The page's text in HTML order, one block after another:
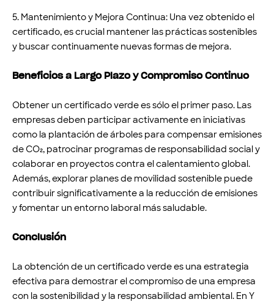
5. Mantenimiento y Mejora Continua: Una vez obtenido el
certificado, es crucial mantener las prácticas sostenibles
y buscar continuamente nuevas formas de mejora.
Beneficios a Largo Plazo y Compromiso Continuo
Obtener un certificado verde es sólo el primer paso. Las
empresas deben participar activamente en iniciativas
como la plantación de árboles para compensar emisiones
de CO₂, patrocinar programas de responsabilidad social y
colaborar en proyectos contra el calentamiento global.
Además, explorar planes de movilidad sostenible puede
contribuir significativamente a la reducción de emisiones
y fomentar un entorno laboral más saludable.
Conclusión
La obtención de un certificado verde es una estrategia
efectiva para demostrar el compromiso de una empresa
con la sostenibilidad y la responsabilidad ambiental. En Y